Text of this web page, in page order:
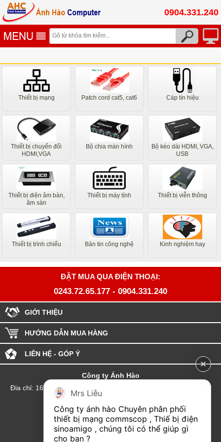
0904.331.240
Thiết bị mạng Patch cord cat5, cat6 Cáp tín hiệu
Thiết bị chuyển đổi
HDMI,VGA
Bộ chia màn hình
Bộ kéo dài HDMI, VGA,
USB
Thiết bị điện âm bàn,
âm sàn
Thiết bị máy tính Thiết bị viễn thông
Thiết bị trình chiếu Bản tin công nghệ Kinh nghiệm hay
ĐẶT MUA QUA ĐIỆN THOẠI:
0243.72.65.177 - 0904.331.240
GIỚI THIỆU
HƯỚNG DẪN MUA HÀNG
LIÊN HỆ - GÓP Ý
Công ty Ánh Hào
Đia chỉ: 164 Phố Chùa Láng - Phường Láng - Thành phố Hà Nội
Email: Kinhdoanhanhhao@gmail.com
Đại lý Hải Phòng
Mrs Liễu
Công ty ánh hào Chuyên phân phối
thiết bị mạng commscop , Thiế bị điện
sinoamigo , chúng tôi có thể giúp gì
cho bạn ?